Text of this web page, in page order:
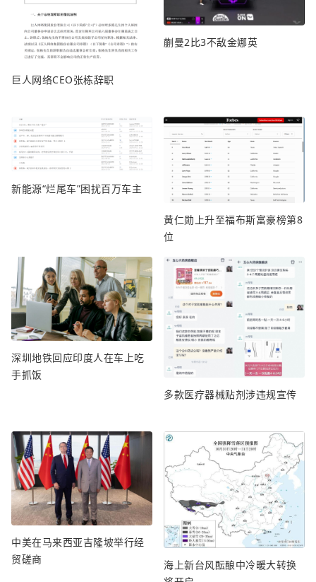
巨人网络CEO张栋辞职
蒯曼2比3不敌金娜英
新能源“烂尾车”困扰百万车主
黄仁勋上升至福布斯富豪榜第8
位
深圳地铁回应印度人在车上吃
手抓饭
多款医疗器械贴剂涉违规宣传
中美在马来西亚吉隆坡举行经
贸磋商
海上新台风酝酿中冷暖大转换